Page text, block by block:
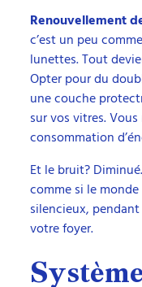
Renouvellement
c’est un peu
lunettes. Tout
Opter pour du
une couche
sur vos vitres.
consommation
Et le bruit?
comme si le
silencieux,
votre foyer.